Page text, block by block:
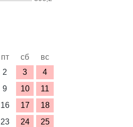
пт сб
вс
2 3
4
9 10
11
16 17
18
23 24
25